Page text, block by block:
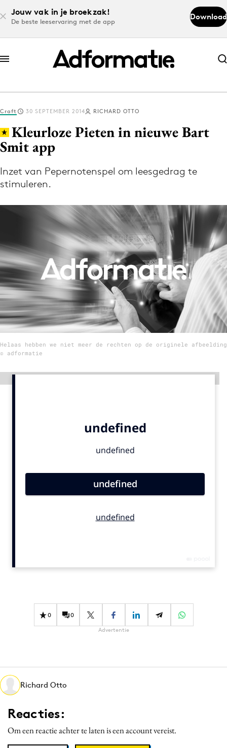
Jouw vak in je broekzak!
De beste leeservaring met de app
Download
Abonneer nu
Abonneer nu
Log in
Volg het laatste nieuws via de Adformatie
Menu
Home
9 sept: GenAI-training
12 nov: MarketingLive!
Adverteren
Events
Carriere
Design
Diversiteit
Effectiviteit
Martech
Media
Merkstrategie
Craft 30 SEPTEMBER 2014 RICHARD OTTO
Kleurloze Pieten in nieuwe Bart
Smit app
Inzet van Pepernotenspel om leesgedrag te
stimuleren.
Helaas hebben we niet meer de rechten op de originele afbeelding
© adformatie
0 0
Advertentie
Richard Otto
Reacties:
Om een reactie achter te laten is een account vereist.